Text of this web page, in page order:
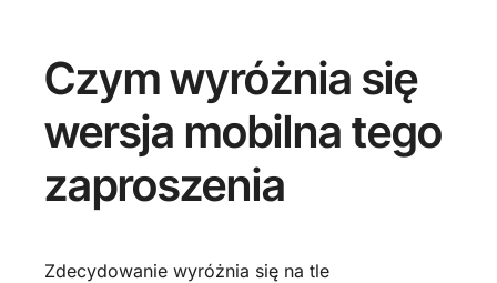
Czym wyróżnia się
wersja mobilna tego
zaproszenia
Zdecydowanie wyróżnia się na tle